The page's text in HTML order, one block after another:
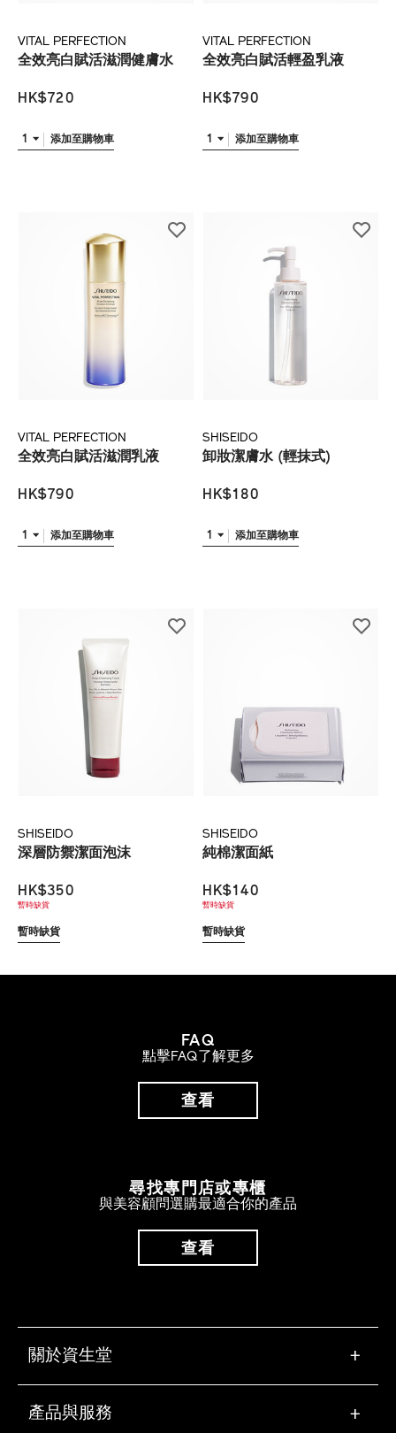
VITAL PERFECTION
全效亮白賦活滋潤健膚水
HK$720
1 添加至購物車
VITAL PERFECTION
全效亮白賦活輕盈乳液
HK$790
1 添加至購物車
VITAL PERFECTION
全效亮白賦活滋潤乳液
HK$790
1 添加至購物車
SHISEIDO
卸妝潔膚水 (輕抹式)
HK$180
1 添加至購物車
SHISEIDO
深層防禦潔面泡沫
HK$350
暫時缺貨
暫時缺貨
SHISEIDO
純棉潔面紙
HK$140
暫時缺貨
暫時缺貨
FAQ
點擊FAQ了解更多
查看
尋找專門店或專櫃
與美容顧問選購最適合你的產品
查看
關於資生堂 +
產品與服務 +